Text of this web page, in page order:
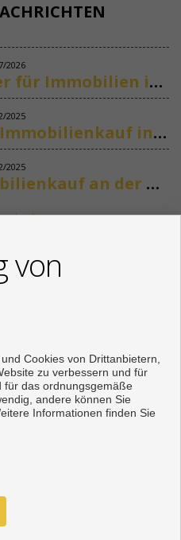
2026
Ihr deutscher Makler für Immobilien in Marbella
2025
Due Diligence beim Immobilienkauf in Spanien
2025
Steuern beim Immobilienkauf an der Costa del Sol
: 10:00 - 18:00
von
Cookies von Drittanbietern,
zu verbessern und für
für das ordnungsgemäße
andere können Sie
Informationen finden Sie